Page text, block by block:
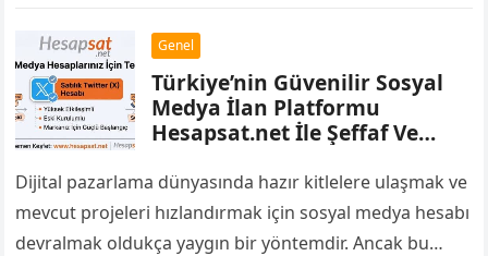
Genel
Türkiye’nin Güvenilir Sosyal
Medya İlan Platformu
Hesapsat.net İle Şeffaf Ve
Dijital pazarlama dünyasında hazır kitlelere ulaşmak ve
mevcut projeleri hızlandırmak için sosyal medya hesabı
devralmak oldukça yaygın bir yöntemdir. Ancak bu